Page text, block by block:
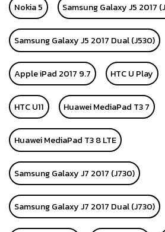
Nokia 5 Samsung Galaxy J5 2017
Samsung Galaxy J5 2017 Dual (J530)
Apple iPad 2017 9.7 HTC U Play
HTC U11 Huawei MediaPad T3 7
Huawei MediaPad T3 8 LTE
Samsung Galaxy J7 2017 (J730)
Samsung Galaxy J7 2017 Dual (J730)